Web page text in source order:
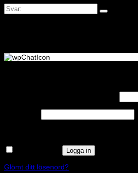
Logga in
Glömt ditt lösenord?